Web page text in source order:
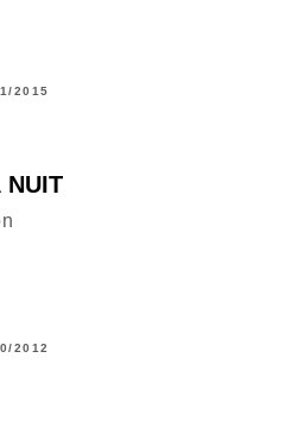
2015
NUIT
2012